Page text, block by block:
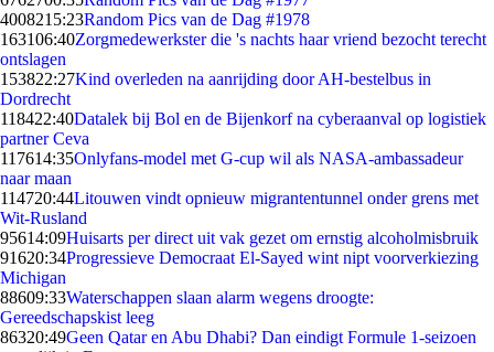
4008215:23Random Pics van de Dag #1978
163106:40Zorgmedewerkster die 's nachts haar vriend bezocht terecht
ontslagen
153822:27Kind overleden na aanrijding door AH-bestelbus in
Dordrecht
118422:40Datalek bij Bol en de Bijenkorf na cyberaanval op logistiek
partner Ceva
117614:35Onlyfans-model met G-cup wil als NASA-ambassadeur
naar maan
114720:44Litouwen vindt opnieuw migrantentunnel onder grens met
Wit-Rusland
95614:09Huisarts per direct uit vak gezet om ernstig alcoholmisbruik
91620:34Progressieve Democraat El-Sayed wint nipt voorverkiezing
Michigan
88609:33Waterschappen slaan alarm wegens droogte:
Gereedschapskist leeg
86320:49Geen Qatar en Abu Dhabi? Dan eindigt Formule 1-seizoen